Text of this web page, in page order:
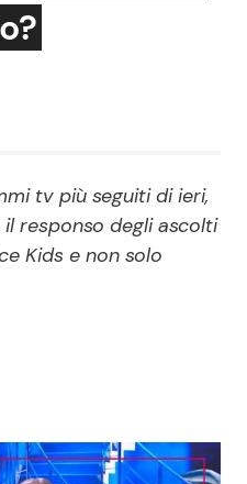
Coppie VIP
Reality e Talent
Soap Opera
tv più seguiti di ieri,
responso degli ascolti
Kids e non solo